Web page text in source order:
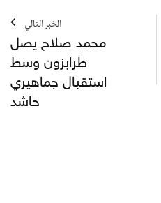
الخبر التالي
محمد صلاح يصل
طرابزون وسط
استقبال جماهيري
حاشد